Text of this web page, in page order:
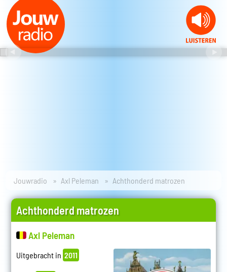
Jouwradio Axl Peleman Achthonderd matrozen
Achthonderd matrozen
Axl Peleman
Uitgebracht in 2011